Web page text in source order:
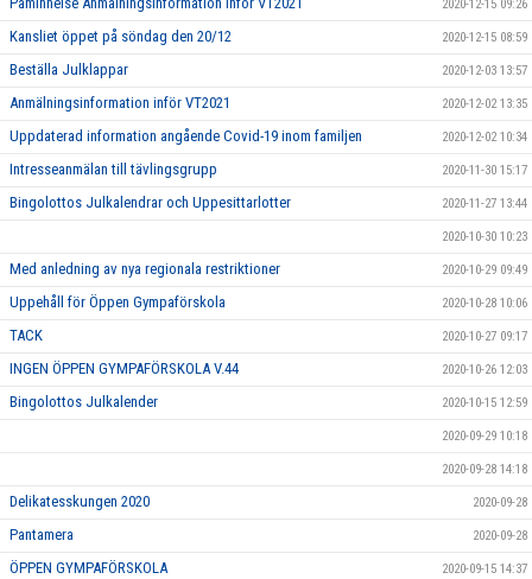
2020-12-15 09:26
Kansliet öppet på söndag den 20/12 2020-12-15 08:59
Beställa Julklappar 2020-12-03 13:57
Anmälningsinformation inför VT2021 2020-12-02 13:35
Uppdaterad information angående Covid-19 inom familjen 2020-12-02 10:34
Intresseanmälan till tävlingsgrupp 2020-11-30 15:17
Bingolottos Julkalendrar och Uppesittarlotter 2020-11-27 13:44
2020-10-30 10:23
Med anledning av nya regionala restriktioner 2020-10-29 09:49
Uppehåll för Öppen Gympaförskola 2020-10-28 10:06
TACK 2020-10-27 09:17
INGEN ÖPPEN GYMPAFÖRSKOLA V.44 2020-10-26 12:03
Bingolottos Julkalender 2020-10-15 12:59
2020-09-29 10:18
2020-09-28 14:18
Delikatesskungen 2020 2020-09-28
Pantamera 2020-09-28
ÖPPEN GYMPAFÖRSKOLA 2020-09-15 14:37